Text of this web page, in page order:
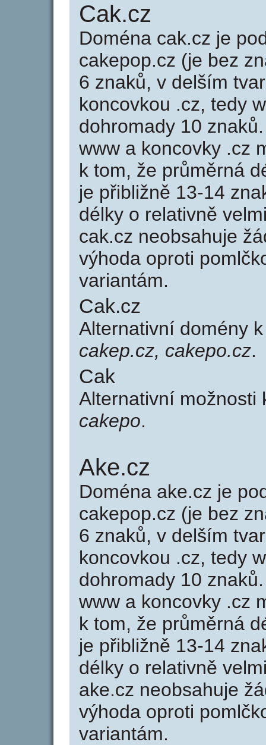
Cak.cz
Doména cak.cz je
cakepop.cz (je bez
6 znaků, v delším
koncovkou .cz, tedy
dohromady 10
www a koncovky .cz
k tom, že průměrná
je přibližně 13-14
délky o relativně
cak.cz neobsahuje
výhoda oproti
variantám.
Cak.cz
Alternativní domény
cakep.cz, cakepo.cz.
Cak
Alternativní možnosti
cakepo.
Ake.cz
Doména ake.cz je
cakepop.cz (je bez
6 znaků, v delším
koncovkou .cz, tedy
dohromady 10
www a koncovky .cz
k tom, že průměrná
je přibližně 13-14
délky o relativně
ake.cz neobsahuje
výhoda oproti
variantám.